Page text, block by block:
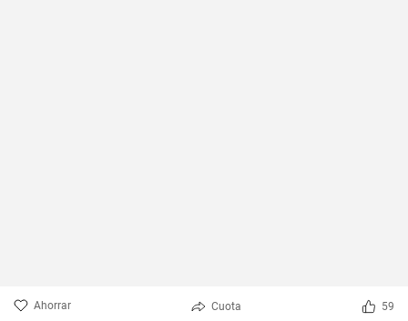
Ahorrar Cuota 59